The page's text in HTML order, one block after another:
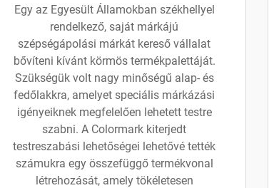
Egy az Egyesült Államokban székhellyel
rendelkező, saját márkájú
szépségápolási márkát kereső vállalat
bővíteni kívánt körmös termékpalettáját.
Szükségük volt nagy minőségű alap- és
fedőlakkra, amelyet speciális márkázási
igényeiknek megfelelően lehetett testre
szabni. A Colormark kiterjedt
testreszabási lehetőségei lehetővé tették
számukra egy összefüggő termékvonal
létrehozását, amely tökéletesen